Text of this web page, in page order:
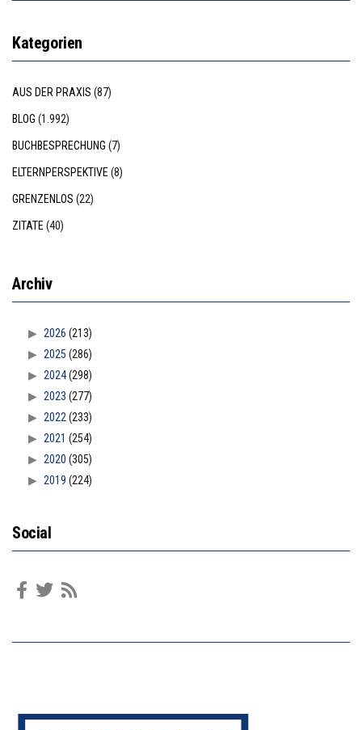
Kategorien
AUS DER PRAXIS (87)
BLOG (1.992)
BUCHBESPRECHUNG (7)
ELTERNPERSPEKTIVE(8)
GRENZENLOS (22)
ZITATE(40)
Archiv
2026 (213)
2025 (286)
2024(298)
2023 (277)
2022(233)
2021 (254)
2020 (305)
2019 (224)
Social